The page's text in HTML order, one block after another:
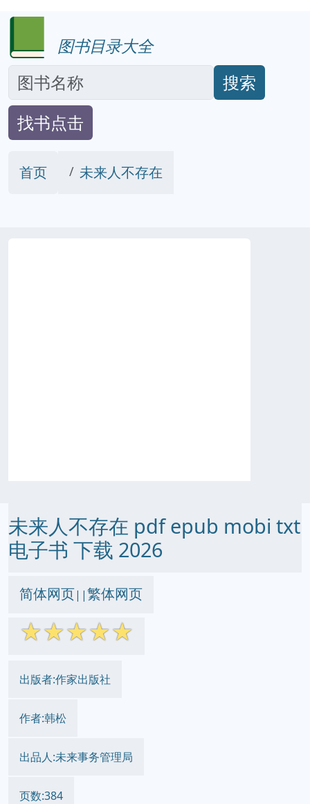
图书目录大全
搜索
找书点击
首页 未来人不存在
未来人不存在 pdf epub mobi txt
电子书 下载 2026
简体网页||繁体网页
☆☆☆☆☆
出版者:作家出版社
作者:韩松
出品人:未来事务管理局
页数:384